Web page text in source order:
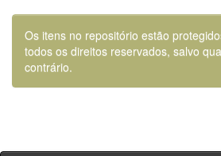
Os itens no repositório estão
todos os direitos reservados, salvo
contrário.